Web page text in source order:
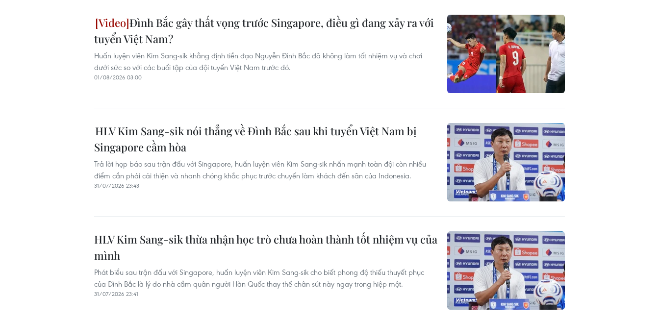
Đình Bắc gây thất vọng trước Singapore, điều gì đang xảy ra với
tuyển Việt Nam?
Huấn luyện viên Kim Sang-sik khẳng định tiền đạo Nguyễn Đình Bắc đã không làm tốt nhiệm vụ và chơi
dưới sức so với các buổi tập của đội tuyển Việt Nam trước đó.
01/08/2026 03:00
HLV Kim Sang-sik nói thẳng về Đình Bắc sau khi tuyển Việt Nam bị
Singapore cầm hòa
Trả lời họp báo sau trận đấu với Singapore, huấn luyện viên Kim Sang-sik nhấn mạnh toàn đội còn nhiều
điểm cần phải cải thiện và nhanh chóng khắc phục trước chuyến làm khách đến sân của Indonesia.
31/07/2026 23:43
HLV Kim Sang-sik thừa nhận học trò chưa hoàn thành tốt nhiệm vụ của
mình
Phát biểu sau trận đấu với Singapore, huấn luyện viên Kim Sang-sik cho biết phong độ thiếu thuyết phục
của Đình Bắc là lý do nhà cầm quân người Hàn Quốc thay thế chân sút này ngay trong hiệp một.
31/07/2026 23:41